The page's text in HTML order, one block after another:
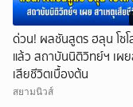
ด่วน! ผลชันสูตร ฮลุน โซ
แล้ว สถาบันนิติวิทย์ฯ เผย
เสียชีวิตเบื้องต้น
สยามนิวส์